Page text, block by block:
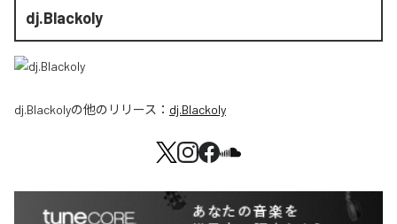
dj.Blackoly
dj.Blackolyの他のリリース： dj.Blackoly